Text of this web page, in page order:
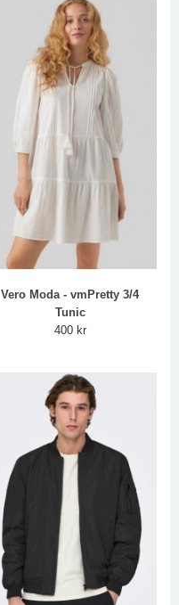
Vero Moda - vmPretty 3/4
Tunic
400 kr